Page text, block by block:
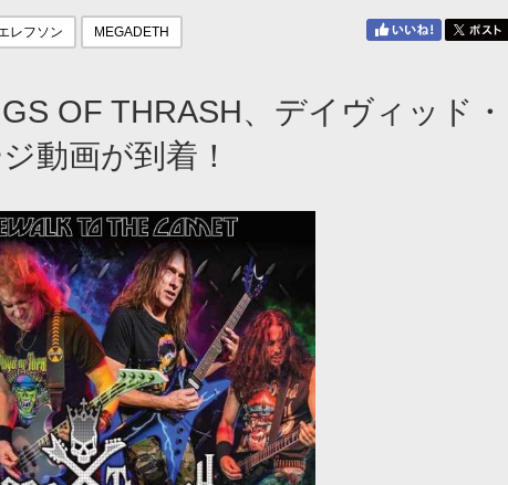
レフソン MEGADETH
OF THRASH、デイヴィッド
動画が到着！